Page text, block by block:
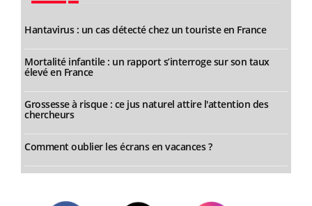
Hantavirus : un cas détecté chez un touriste en France
Mortalité infantile : un rapport s’interroge sur son taux
élevé en France
Grossesse à risque : ce jus naturel attire l'attention des
chercheurs
Comment oublier les écrans en vacances ?